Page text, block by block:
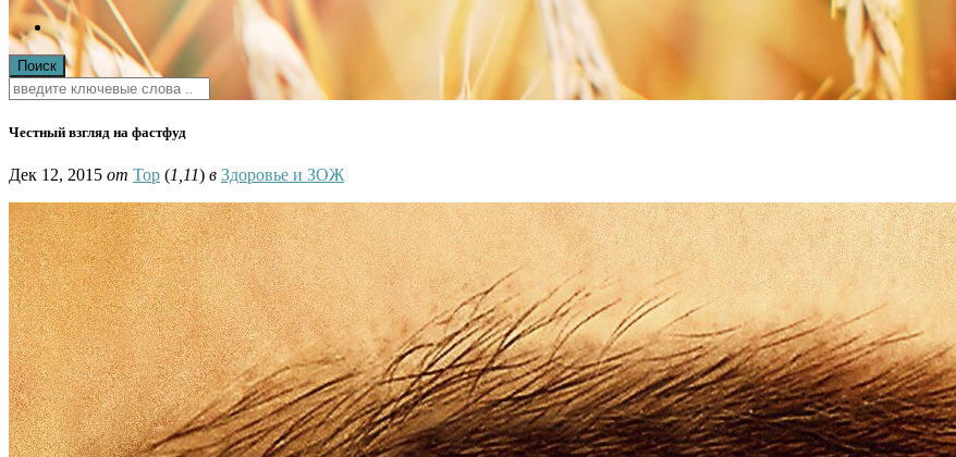
Честный взгляд на фастфуд
Дек 12, 2015 от Тор (1,11) в Здоровье и ЗОЖ